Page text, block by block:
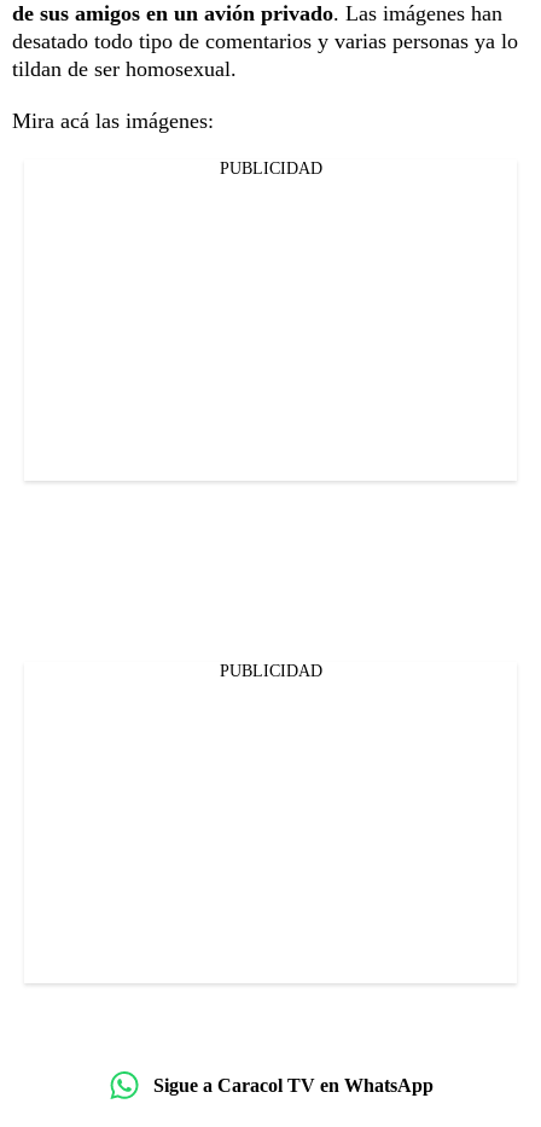
de sus amigos en un avión privado. Las imágenes han
desatado todo tipo de comentarios y varias personas ya lo
tildan de ser homosexual.
Mira acá las imágenes:
PUBLICIDAD
PUBLICIDAD
Sigue a Caracol TV en WhatsApp